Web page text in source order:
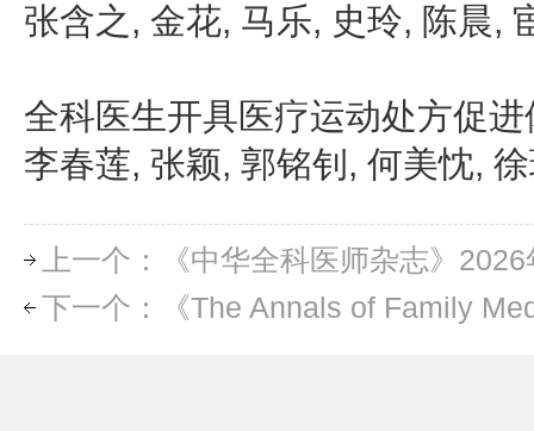
张含之, 金花, 马乐, 史玲, 陈晨,
全科医生开具医疗运动处方促
李春莲, 张颖, 郭铭钊, 何美忱,
上一个：《中华全科医师杂志》
下一个：《The Annals of Family